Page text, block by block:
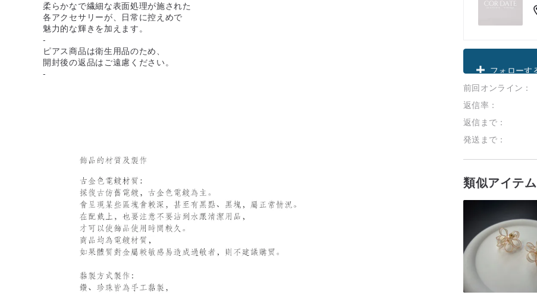
フォローする
前回オンライン：
返信率：
返信まで：
発送まで：
類似アイテム
柔らかなで繊細な表面処理が施された
各アクセサリーが、日常に控えめで
魅力的な輝きを加えます。
-
ピアス商品は衛生用品のため、
開封後の返品はご遠慮ください。
-